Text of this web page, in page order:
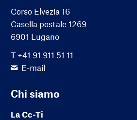
Corso Elvezia 16
Casella postale 1269
6901 Lugano
T +41 91 911 51 11
E-mail
Chi siamo
La Cc-Ti